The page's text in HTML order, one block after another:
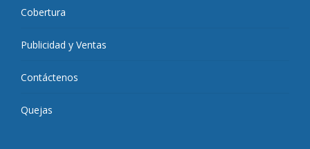
Cobertura
Publicidad y Ventas
Contáctenos
Quejas